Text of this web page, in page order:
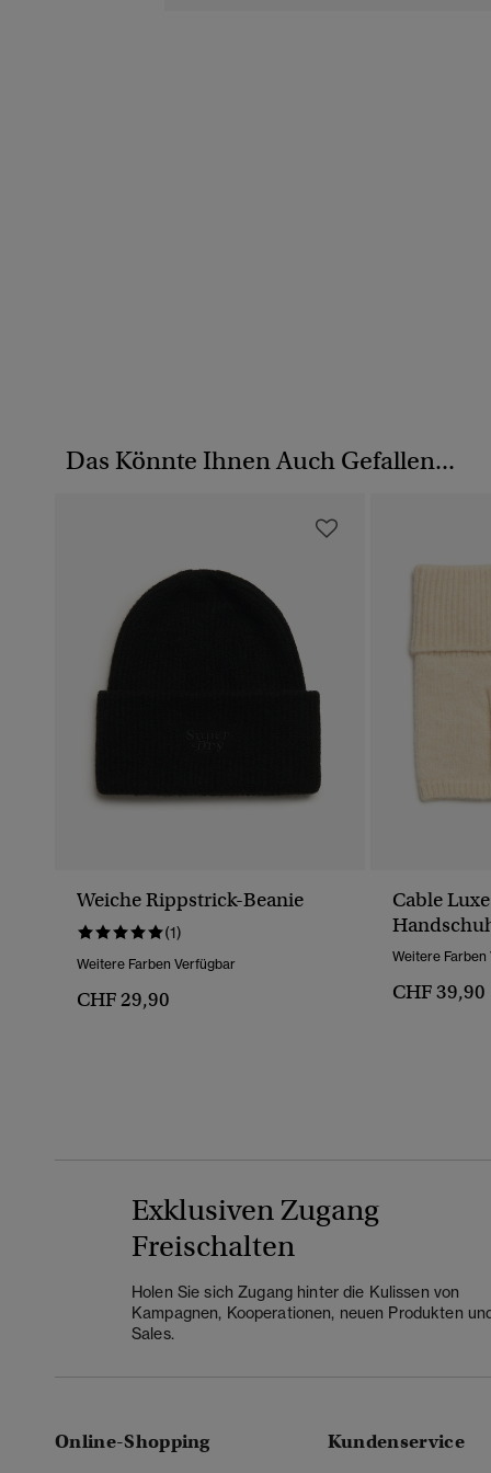
Das Könnte Ihnen Auch Gefallen...
Weiche Rippstrick-Beanie
(1)
Weitere Farben Verfügbar
CHF 29,90
Cable
Weitere Farben
CHF 39,90
Exklusiven Zugang
Freischalten
Holen Sie sich Zugang hinter die Kulissen von
Kampagnen, Kooperationen, neuen Produkten
Sales.
Online-Shopping Kundenservice